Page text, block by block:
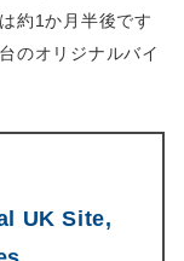
約1か月半後です
のオリジナルバイ
UK Site,